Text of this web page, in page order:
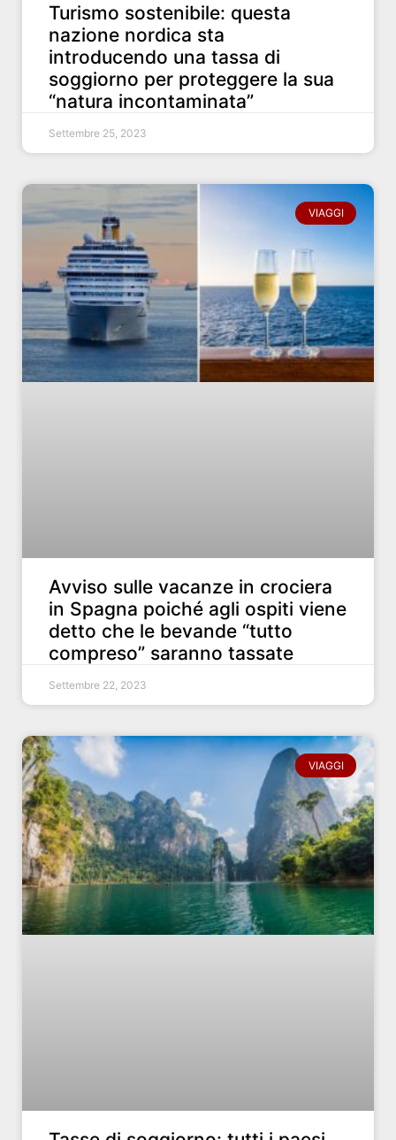
Turismo sostenibile: questa
nazione nordica sta
introducendo una tassa di
soggiorno per proteggere la sua
“natura incontaminata”
Settembre 25, 2023
VIAGGI
Avviso sulle vacanze in crociera
in Spagna poiché agli ospiti viene
detto che le bevande “tutto
compreso” saranno tassate
Settembre 22, 2023
VIAGGI